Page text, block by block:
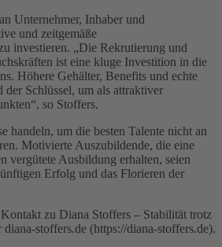
Unternehmer, Inhaber und
und zeitgemäße
investieren. „Die Rekrutierung und
ist eine kluge Investition in die
Höhere Gehälter, Benefits und echte
der Schlüssel, um als attraktiver
so Stoffers.
handeln, um die besten Talente nicht an
Motivierte Auszubildende, die eine
vergütete Ausbildung erhalten, seien
Erfolg und das Florieren der
zu Diana Stoffers – Stabilität trotz
stoffers.de (https://diana-stoffers.de).